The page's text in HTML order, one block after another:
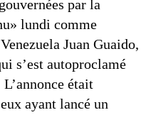
par la
lundi comme
Juan Guaido,
s’est autoproclamé
était
ayant lancé un